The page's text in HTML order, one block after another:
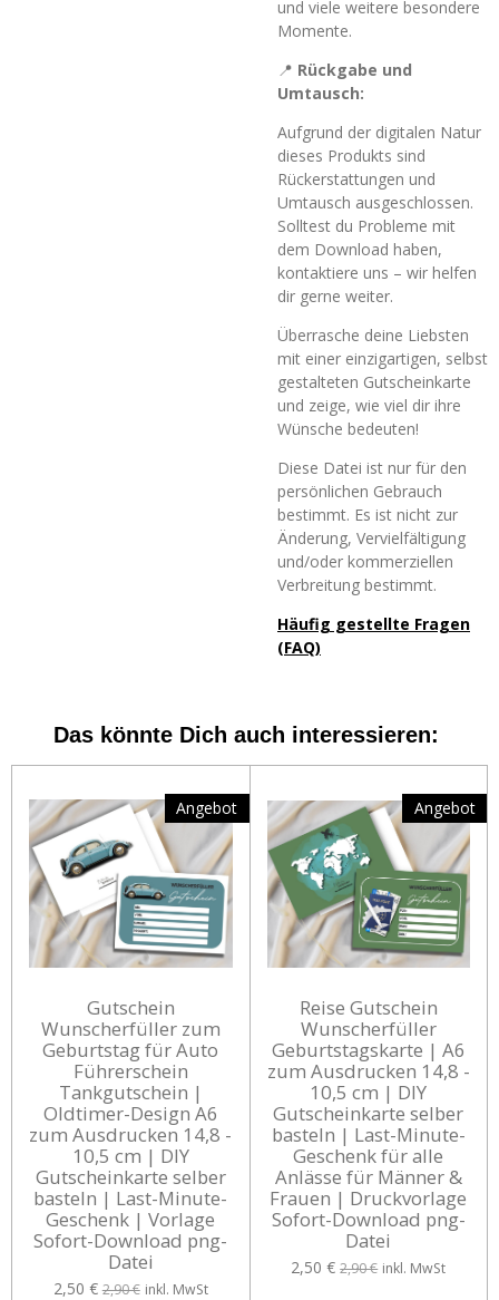
und viele weitere besondere
Momente.
📍 Rückgabe und
Umtausch:
Aufgrund der digitalen Natur
dieses Produkts sind
Rückerstattungen und
Umtausch ausgeschlossen.
Solltest du Probleme mit
dem Download haben,
kontaktiere uns – wir helfen
dir gerne weiter.
Überrasche deine Liebsten
mit einer einzigartigen, selbst
gestalteten Gutscheinkarte
und zeige, wie viel dir ihre
Wünsche bedeuten!
Diese Datei ist nur für den
persönlichen Gebrauch
bestimmt. Es ist nicht zur
Änderung, Vervielfältigung
und/oder kommerziellen
Verbreitung bestimmt.
Häufig gestellte Fragen
(FAQ)
Das könnte Dich auch interessieren:
Angebot
Gutschein
Wunscherfüller zum
Geburtstag für Auto
Führerschein
Tankgutschein |
Oldtimer-Design A6
zum Ausdrucken 14,8 -
10,5 cm | DIY
Gutscheinkarte selber
basteln | Last-Minute-
Geschenk | Vorlage
Sofort-Download png-
Datei
2,50 € 2,90 € inkl. MwSt
Angebot
Reise Gutschein
Wunscherfüller
Geburtstagskarte | A6
zum Ausdrucken 14,8 -
10,5 cm | DIY
Gutscheinkarte selber
basteln | Last-Minute-
Geschenk für alle
Anlässe für Männer &
Frauen | Druckvorlage
Sofort-Download png-
Datei
2,50 € 2,90 € inkl. MwSt